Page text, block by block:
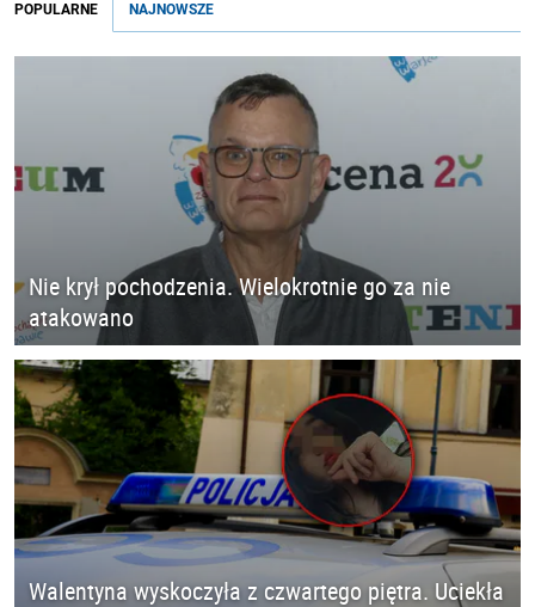
POPULARNE NAJNOWSZE
Nie krył pochodzenia. Wielokrotnie go za nie
atakowano
Walentyna wyskoczyła z czwartego piętra. Uciekła